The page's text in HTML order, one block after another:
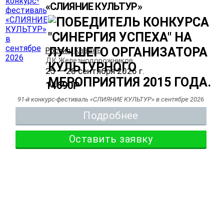
«СЛИЯНИЕ КУЛЬТУР»
Россия, Казань,
ДК Железнодорожников
25 — 28 сентября 2026 г.
14690Р
91-й конкурс-фестиваль «СЛИЯНИЕ КУЛЬТУР» в сентябре 2026
Подробнее
Оставить заявку